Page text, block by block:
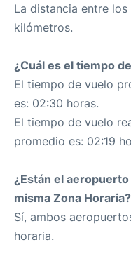
La distancia entre
kilómetros.
¿Cuál es el tiempo
El tiempo de vuelo
es: 02:30 horas.
El tiempo de vuelo
promedio es: 02:19
¿Están el
misma Zona Horaria?
Sí, ambos
horaria.